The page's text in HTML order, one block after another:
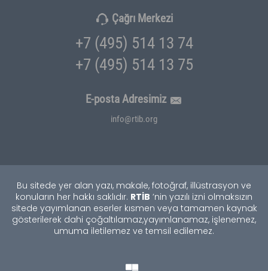
Çağrı Merkezi
+7 (495) 514 13 74
+7 (495) 514 13 75
E-posta Adresimiz
info@rtib.org
Bu sitede yer alan yazı, makale, fotoğraf, illüstrasyon ve
konuların her hakkı saklıdır. RTİB ’nin yazılı izni olmaksızın
sitede yayımlanan eserler kısmen veya tamamen kaynak
gösterilerek dahi çoğaltılamaz,yayımlanamaz, işlenemez,
umuma iletilemez ve temsil edilemez.
TEKNOBURSA